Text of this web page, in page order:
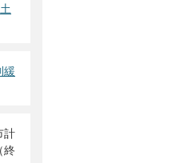
緩
計
終